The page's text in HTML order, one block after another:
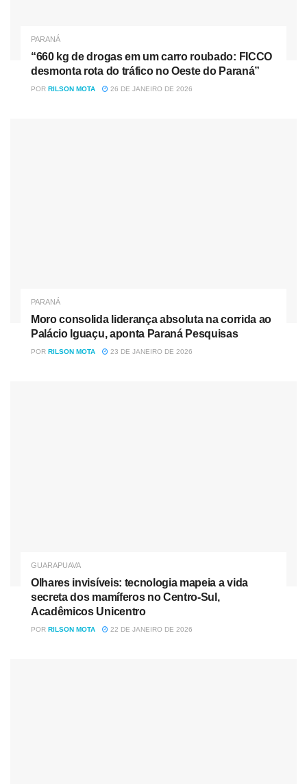
PARANÁ
“660 kg de drogas em um carro roubado: FICCO
desmonta rota do tráfico no Oeste do Paraná”
POR RILSON MOTA 26 DE JANEIRO DE 2026
PARANÁ
Moro consolida liderança absoluta na corrida ao
Palácio Iguaçu, aponta Paraná Pesquisas
POR RILSON MOTA 23 DE JANEIRO DE 2026
GUARAPUAVA
Olhares invisíveis: tecnologia mapeia a vida
secreta dos mamíferos no Centro-Sul,
Acadêmicos Unicentro
POR RILSON MOTA 22 DE JANEIRO DE 2026